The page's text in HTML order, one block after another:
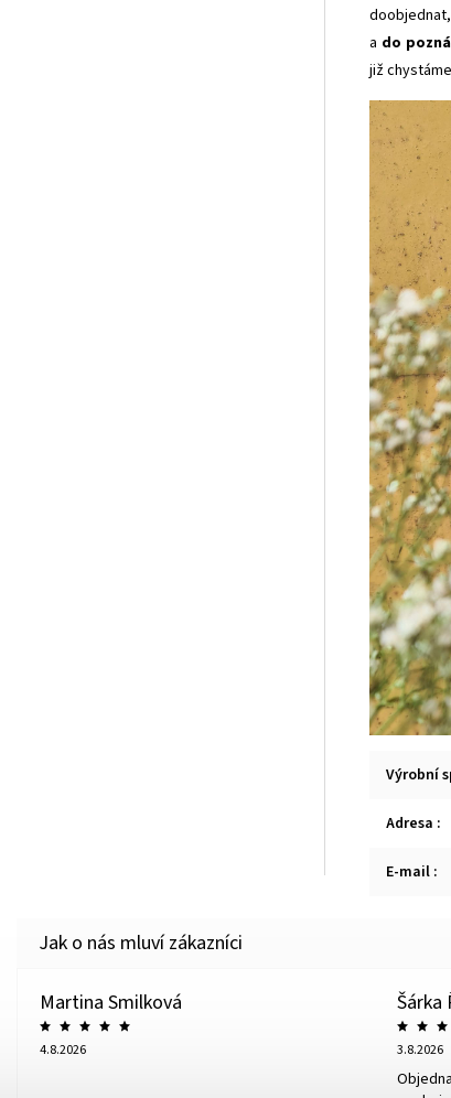
a do
již
Výrobní
Adresa :
E-mail :
Martina Smilková
4.8.2026
Šárka
3.8.2026